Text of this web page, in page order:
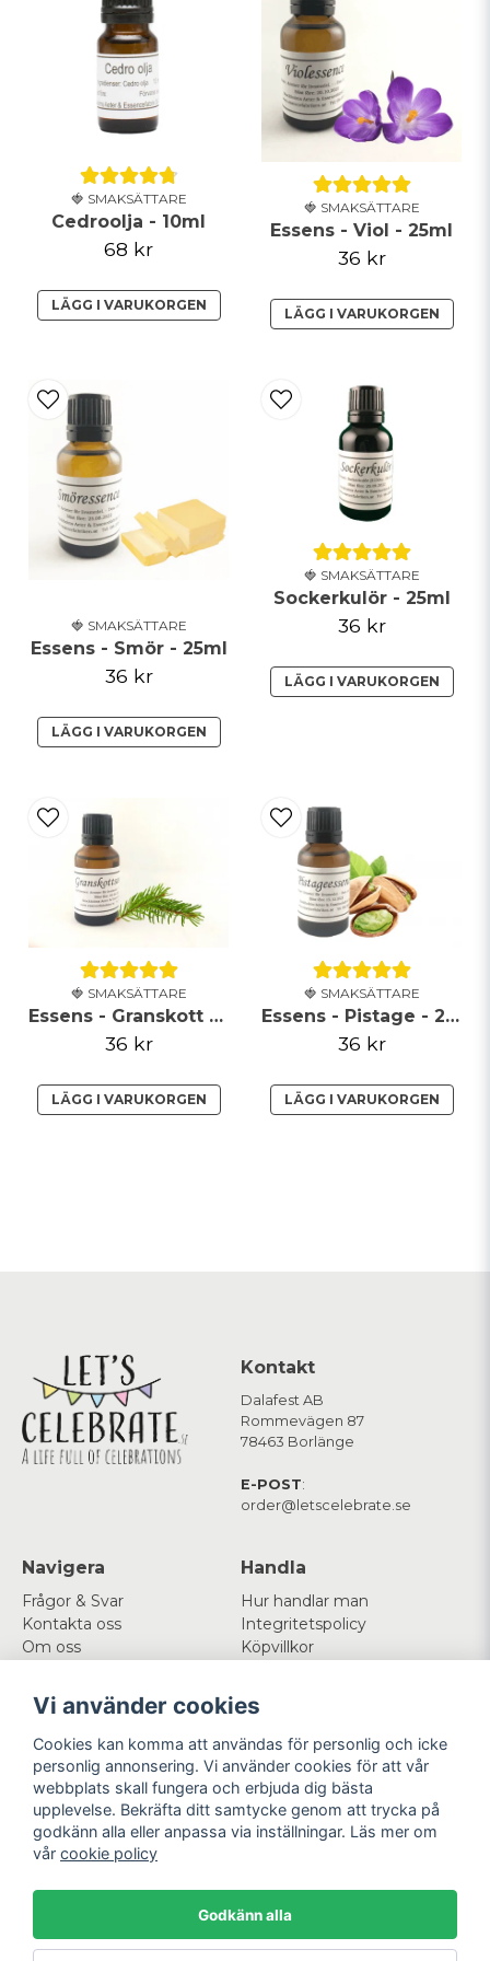
🍓 SMAKSÄTTARE
Cedroolja - 10ml
68 kr
LÄGG I VARUKORGEN
🍓 SMAKSÄTTARE
Essens - Viol - 25ml
36 kr
LÄGG I VARUKORGEN
🍓 SMAKSÄTTARE
Essens - Smör - 25ml
36 kr
LÄGG I VARUKORGEN
🍓 SMAKSÄTTARE
Sockerkulör - 25ml
36 kr
LÄGG I VARUKORGEN
🍓 SMAKSÄTTARE
Essens - Granskott - 25ml
36 kr
LÄGG I VARUKORGEN
🍓 SMAKSÄTTARE
Essens - Pistage - 25ml
36 kr
LÄGG I VARUKORGEN
Ja, ni får publicera min fråga
Skicka fråga
Kontakt
Dalafest AB
Rommevägen 87
78463 Borlänge
E-POST:
order@letscelebrate.se
Navigera
Frågor & Svar
Kontakta oss
Om oss
Handla
Hur handlar man
Integritetspolicy
Köpvillkor
Mitt konto
Logga in
Registrera dig
Glömt lösenord?
Följ oss
Facebook
Instagram
Betala enkelt Vi levererar med
Vi använder cookies
Cookies kan komma att användas för personlig och icke
personlig annonsering. Vi använder cookies för att vår
webbplats skall fungera och erbjuda dig bästa
upplevelse. Bekräfta ditt samtycke genom att trycka på
godkänn alla eller anpassa via inställningar. Läs mer om
vår cookie policy
Godkänn alla